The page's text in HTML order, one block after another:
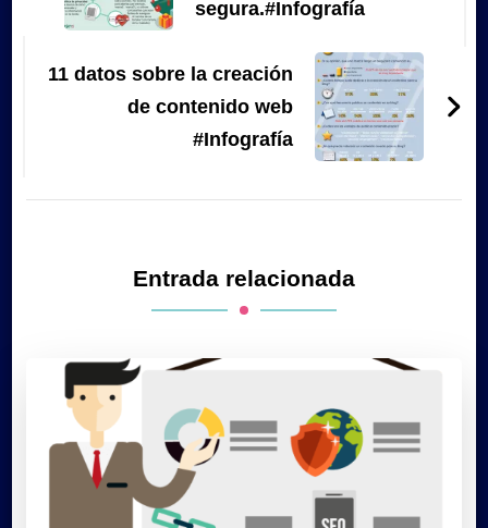
segura.#Infografía
11 datos sobre la creación
de contenido web
#Infografía
Entrada relacionada